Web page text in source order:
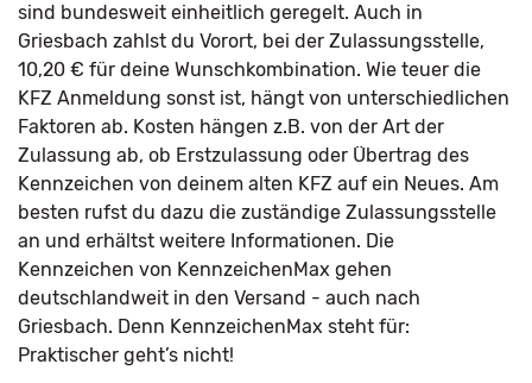
sind bundesweit einheitlich geregelt. Auch in
Griesbach zahlst du Vorort, bei der Zulassungsstelle,
10,20 € für deine Wunschkombination. Wie teuer die
KFZ Anmeldung sonst ist, hängt von unterschiedlichen
Faktoren ab. Kosten hängen z.B. von der Art der
Zulassung ab, ob Erstzulassung oder Übertrag des
Kennzeichen von deinem alten KFZ auf ein Neues. Am
besten rufst du dazu die zuständige Zulassungsstelle
an und erhältst weitere Informationen. Die
Kennzeichen von KennzeichenMax gehen
deutschlandweit in den Versand - auch nach
Griesbach. Denn KennzeichenMax steht für:
Praktischer geht’s nicht!